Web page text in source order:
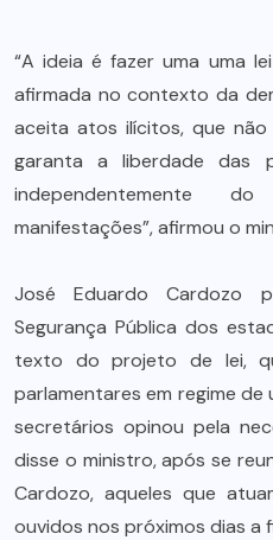
“A ideia é fazer uma uma
afirmada no contexto da
aceita atos ilícitos, que
garanta a liberdade das
independentemente
manifestações”, afirmou o
José Eduardo Cardozo
Segurança Pública dos
texto do projeto de lei,
parlamentares em regime de
secretários opinou pela
disse o ministro, após se
Cardozo, aqueles que
ouvidos nos próximos dias a